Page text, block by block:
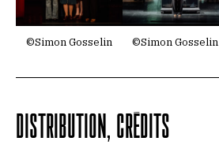
©Simon Gosselin ©Simon Gosselin
DISTRIBUTION, CRÉDITS